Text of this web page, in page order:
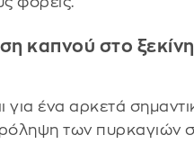
καπνού στο
για ένα αρκετά
των πυρκαγιών